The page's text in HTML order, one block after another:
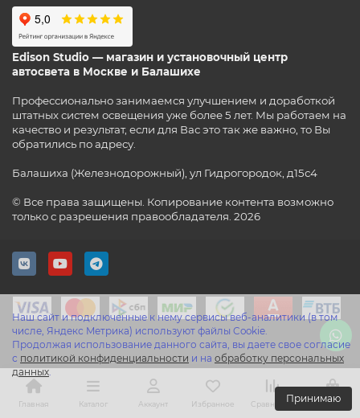
Наш сайт и подключенные к нему сервисы веб-аналитики (в том
числе, Яндекс Метрика) используют файлы Cookie.
Продолжая использование данного сайта, вы даете свое согласие
с политикой конфиденциальности и на обработку персональных
данных.
Принимаю
Edison Studio — магазин и установочный центр
автосвета в Москве и Балашихе
Профессионально занимаемся улучшением и доработкой
штатных систем освещения уже более 5 лет. Мы работаем на
качество и результат, если для Вас это так же важно, то Вы
обратились по адресу.
Балашиха (Железнодорожный), ул Гидрогородок, д15с4
© Все права защищены. Копирование контента возможно
только с разрешения правообладателя. 2026
Главная Каталог Аккаунт Избранное Сравнение Корзина